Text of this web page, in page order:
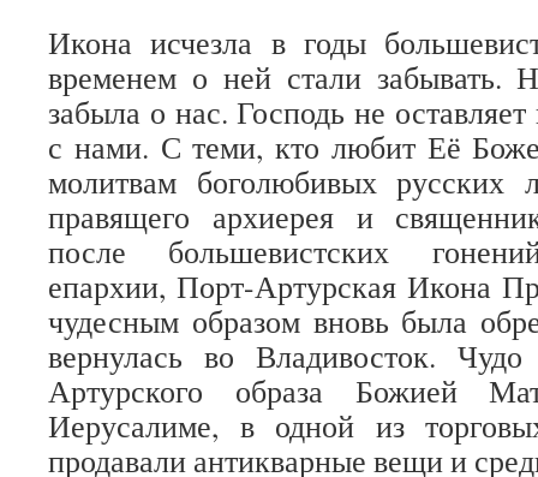
Икона исчезла в годы
временем о ней стали забывать.
забыла о нас. Господь не
с нами. С теми, кто любит Её
молитвам боголюбивых русских
правящего архиерея и
после большевистских
епархии, Порт-Артурская Икона
чудесным образом вновь была
вернулась во Владивосток.
Артурского образа Божией
Иерусалиме, в одной из
продавали антикварные вещи и